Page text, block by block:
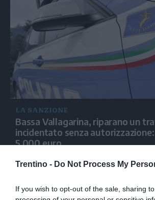
Trentino - Do Not Process My
If you wish to opt-out of the sale, sharing
LA SANZIONE
Bassa Vallagarina, riparano un
incidentato senza
5.000 euro